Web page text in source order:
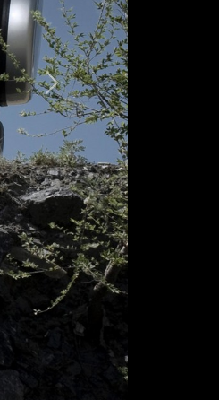
Следующая